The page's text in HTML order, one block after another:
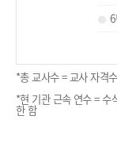
*총 교사수 = 교사 자격
*현 기관 근속 연수 = 수
한 함